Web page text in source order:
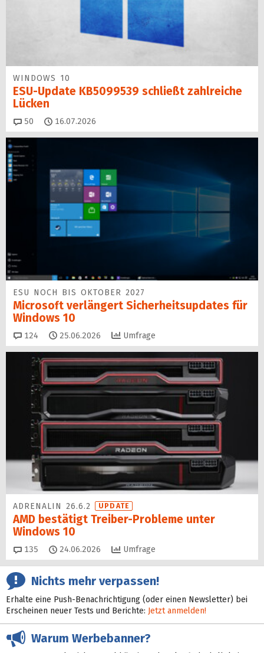
WINDOWS 10
ESU-Update KB5099539 schließt zahlreiche
Lücken
50 Kommentare
16.07.2026
ESU NOCH BIS OKTOBER 2027
Microsoft verlängert Sicherheitsupdates für
Windows 10
124 Kommentare
25.06.2026 Umfrage
ADRENALIN 26.6.2 UPDATE
AMD bestätigt Treiber-Probleme unter
Windows 10
135 Kommentare
24.06.2026 Umfrage
Nichts mehr verpassen!
Erhalte eine Push-Benachrichtigung (oder einen Newsletter) bei
Erscheinen neuer Tests und Berichte: Jetzt anmelden!
Warum Werbebanner?